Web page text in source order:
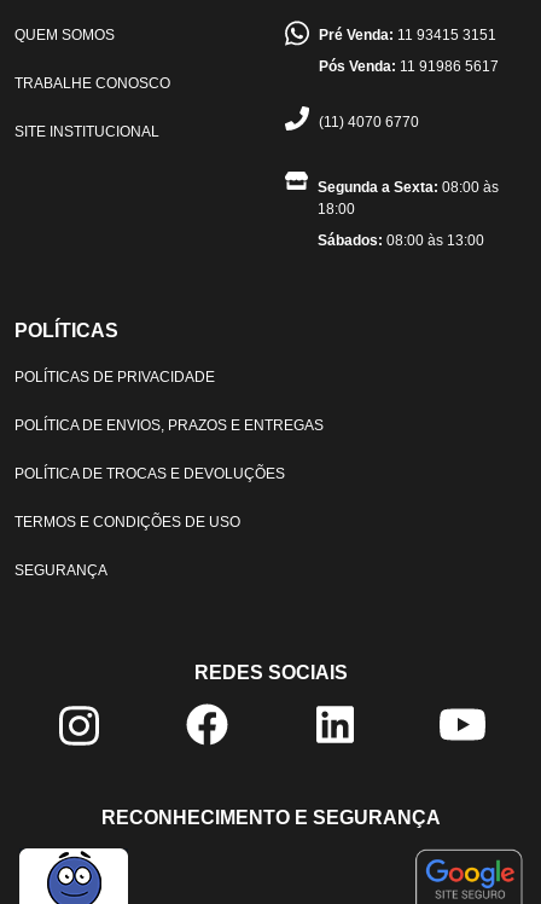
QUEM SOMOS
TRABALHE CONOSCO
SITE INSTITUCIONAL
Pré Venda: 11 93415 3151
Pós Venda: 11 91986 5617
(11) 4070 6770
Segunda a Sexta: 08:00 às
18:00
Sábados: 08:00 às 13:00
POLÍTICAS
POLÍTICAS DE PRIVACIDADE
POLÍTICA DE ENVIOS, PRAZOS E ENTREGAS
POLÍTICA DE TROCAS E DEVOLUÇÕES
TERMOS E CONDIÇÕES DE USO
SEGURANÇA
REDES SOCIAIS
RECONHECIMENTO E SEGURANÇA